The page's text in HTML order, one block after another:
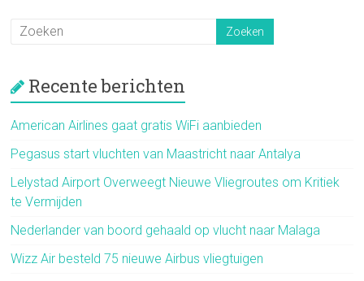
Recente berichten
American Airlines gaat gratis WiFi aanbieden
Pegasus start vluchten van Maastricht naar Antalya
Lelystad Airport Overweegt Nieuwe Vliegroutes om Kritiek
te Vermijden
Nederlander van boord gehaald op vlucht naar Malaga
Wizz Air besteld 75 nieuwe Airbus vliegtuigen